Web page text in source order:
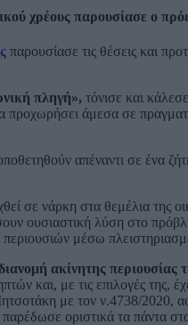
χρέους παρουσίασε ο
παρουσίασε τις θέσεις και
πληγή», τόνισε και
προχωρήσει άμεσα σε
απέναντι σε ένα
σε νάρκη στα θεμέλια της
ουσιαστική λύση στο
περιουσιών μέσω
ακίνητης
και, με τις επιλογές της,
με τον ν.4738/2020,
οριστικά τα πάντα